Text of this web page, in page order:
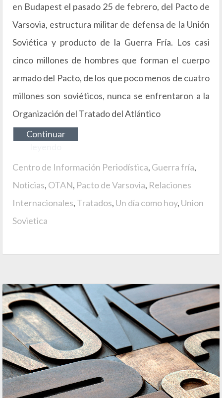
en Budapest el pasado 25 de febrero, del Pacto de
Varsovia, estructura militar de defensa de la Unión
Soviética y producto de la Guerra Fría. Los casi
cinco millones de hombres que forman el cuerpo
armado del Pacto, de los que poco menos de cuatro
millones son soviéticos, nunca se enfrentaron a la
Organización del Tratado del Atlántico
Continuar
Centro de Información Periodística, Guerra fría,
Noticias, OTAN, Pacto de Varsovia, Relaciones
Internacionales, Tratados, Un día como hoy, Union
Sovietica